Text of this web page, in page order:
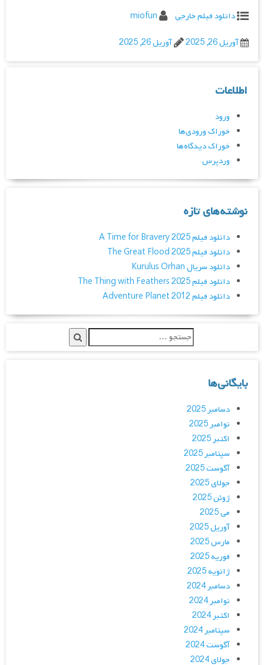
دانلود فیلم خارجی
miofun
آوریل 26, 2025
آوریل 26, 2025
اطلاعات
ورود
خوراک ورودی‌ها
خوراک دیدگاه‌ها
وردپرس
نوشته‌های تازه
دانلود فیلم A Time for Bravery 2025
دانلود فیلم The Great Flood 2025
دانلود سریال Kurulus Orhan
دانلود فیلم The Thing with Feathers 2025
دانلود فیلم Adventure Planet 2012
بایگانی‌ها
دسامبر 2025
نوامبر 2025
اکتبر 2025
سپتامبر 2025
آگوست 2025
جولای 2025
ژوئن 2025
می 2025
آوریل 2025
مارس 2025
فوریه 2025
ژانویه 2025
دسامبر 2024
نوامبر 2024
اکتبر 2024
سپتامبر 2024
آگوست 2024
جولای 2024